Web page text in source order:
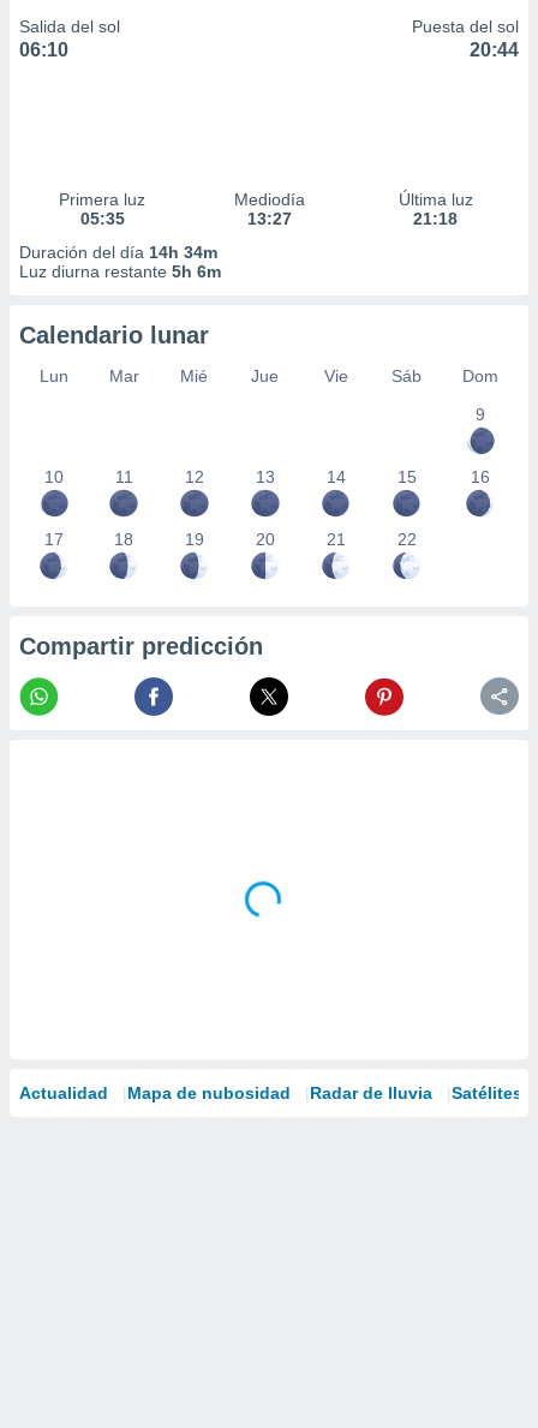
Salida del sol
06:10
Puesta del sol
20:44
Primera luz
05:35
Mediodía
13:27
Última luz
21:18
Duración del día 14h 34m
Luz diurna restante 5h 6m
Calendario lunar
Lun Mar Mié Jue Vie Sáb
Dom
9
10 11 12 13 14 15 16
17 18 19 20 21 22
Compartir predicción
Actualidad Mapa de nubosidad Radar de lluvia Satélites